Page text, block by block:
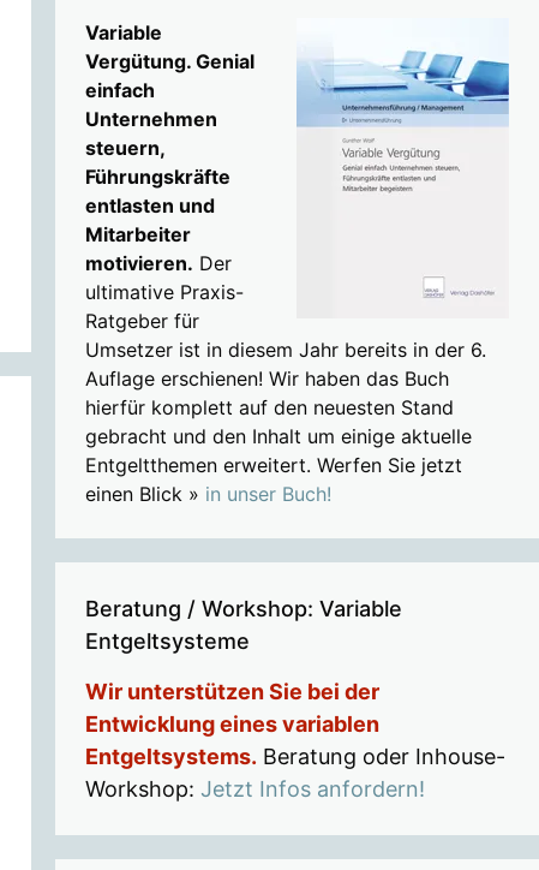
Variable
Vergütung. Genial
einfach
Unternehmen
steuern,
Führungskräfte
entlasten und
Mitarbeiter
motivieren. Der
ultimative Praxis-
Ratgeber für
Umsetzer ist in diesem Jahr bereits in der 6.
Auflage erschienen! Wir haben das Buch
hierfür komplett auf den neuesten Stand
gebracht und den Inhalt um einige aktuelle
Entgeltthemen erweitert. Werfen Sie jetzt
einen Blick » in unser Buch!
Beratung / Workshop: Variable
Entgeltsysteme
Wir unterstützen Sie bei der
Entwicklung eines variablen
Entgeltsystems. Beratung oder Inhouse-
Workshop: Jetzt Infos anfordern!